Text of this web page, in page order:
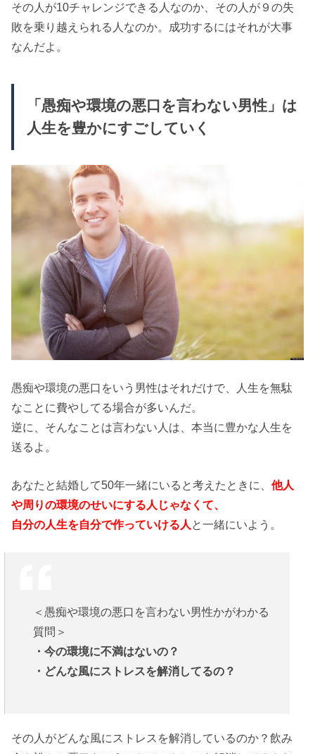
その人が10チャレンジできる人なのか、その人が９の失
敗を乗り越えられる人なのか。成功するにはそれが大事
なんだよ。
「愚痴や環境の悪口を言わない男性」は
人生を豊かにすごしていく
愚痴や環境の悪口をいう男性はそれだけで、人生を無駄
なことに費やしてる場合が多いんだ。
逆に、そんなことは言わない人は、本当に豊かな人生を
送るよ。
あなたと結婚して50年一緒にいると考えたときに、他人
や周りの環境のせいにする人じゃなくて、
自分の人生を自分で作っていける人 と一緒にいよう。
＜愚痴や環境の悪口を言わない男性かがわかる
質問＞
・今の環境に不満はないの？
・どんな風にストレスを解消してるの？
その人がどんな風にストレスを解消しているのか？飲み